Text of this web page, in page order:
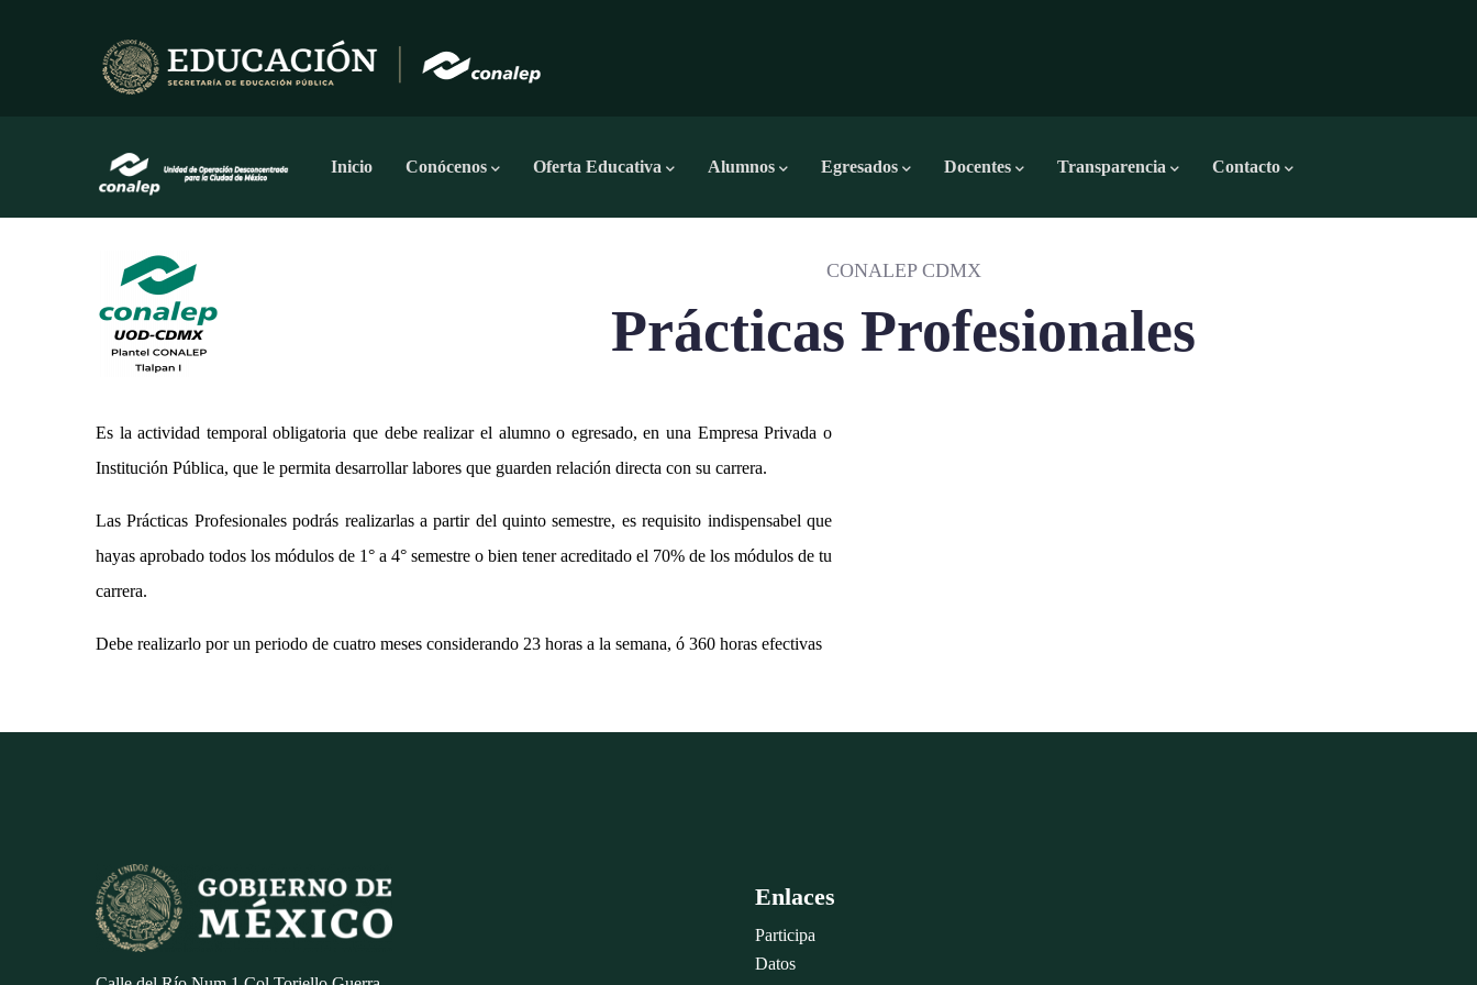
Principal
Inicio Conócenos Oferta Educativa Alumnos Egresados Docentes Transparencia Contacto
CONALEP CDMX
Prácticas Profesionales
Es la actividad temporal obligatoria que debe realizar el alumno o egresado, en una Empresa Privada o
Institución Pública, que le permita desarrollar labores que guarden relación directa con su carrera.
Las Prácticas Profesionales podrás realizarlas a partir del quinto semestre, es requisito indispensabel que
hayas aprobado todos los módulos de 1° a 4° semestre o bien tener acreditado el 70% de los módulos de tu
carrera.
Debe realizarlo por un periodo de cuatro meses considerando 23 horas a la semana, ó 360 horas efectivas
Enlaces
Participa
Datos